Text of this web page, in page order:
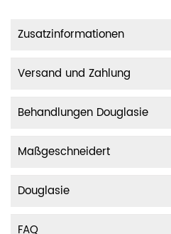
Zusatzinformationen
Versand und Zahlung
Behandlungen Douglasie
Maßgeschneidert
Douglasie
FAQ